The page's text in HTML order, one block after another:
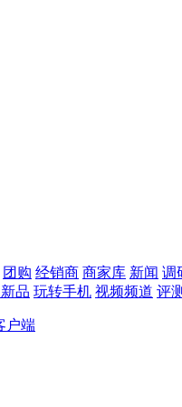
团购 经销商 商家库 新闻 调
品 玩转手机 视频频道 评
户端